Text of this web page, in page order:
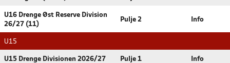
U16 Drenge Øst Reserve Division
26/27 (11)
Pulje 2 Info
U15
U15 Drenge Divisionen 2026/27 Pulje 1 Info